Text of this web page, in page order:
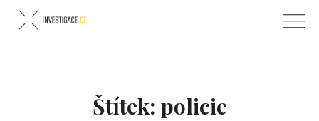
Štítek: policie